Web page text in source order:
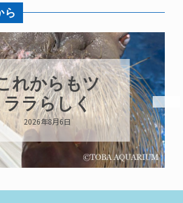
ら
れからもツ
ララらしく
2026年8月6日